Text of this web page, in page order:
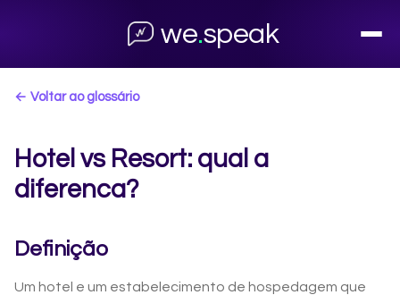
we.speak
← Voltar ao glossário
Hotel vs Resort: qual a
diferenca?
Definição
Um hotel e um estabelecimento de hospedagem que